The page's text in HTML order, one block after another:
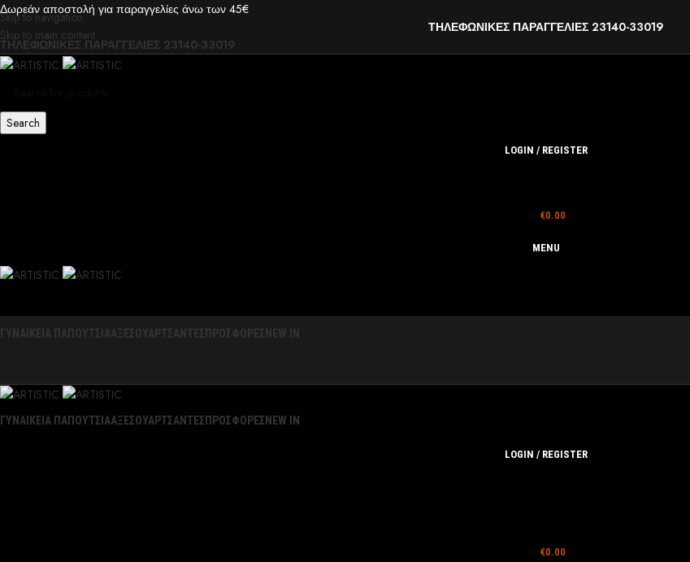
Skip to navigation
Skip to main content
Δωρεάν αποστολή για παραγγελίες άνω των 45€
ΤΗΛΕΦΩΝΙΚΕΣ ΠΑΡΑΓΓΕΛΙΕΣ 23140-33019
ΤΗΛΕΦΩΝΙΚΕΣ ΠΑΡΑΓΓΕΛΙΕΣ 23140-33019
Search
LOGIN / REGISTER
€0.00
MENU
ΓΥΝΑΙΚΕΙΑ ΠΑΠΟΥΤΣΙΑΑΞΕΣΟΥΑΡΤΣΑΝΤΕΣ ΠΡΟΣΦΟΡΕΣ NEW IN
ΓΥΝΑΙΚΕΙΑ ΠΑΠΟΥΤΣΙΑΑΞΕΣΟΥΑΡΤΣΑΝΤΕΣ ΠΡΟΣΦΟΡΕΣ NEW IN
LOGIN / REGISTER
€0.00